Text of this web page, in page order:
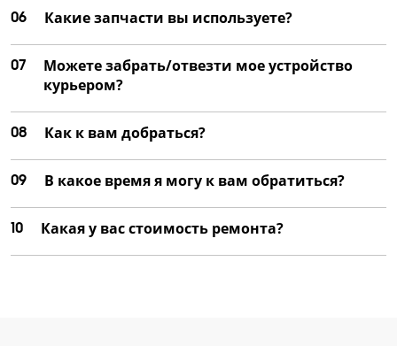
06 Какие запчасти вы используете?
07
Можете забрать/отвезти мое устройство
курьером?
08 Как к вам добраться?
09 В какое время я могу к вам обратиться?
10 Какая у вас стоимость ремонта?